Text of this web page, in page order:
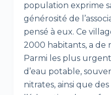
population exprime
générosité de
pensé à eux. Ce
2000 habitants, a de
Parmi les plus
d’eau potable,
nitrates, ainsi que